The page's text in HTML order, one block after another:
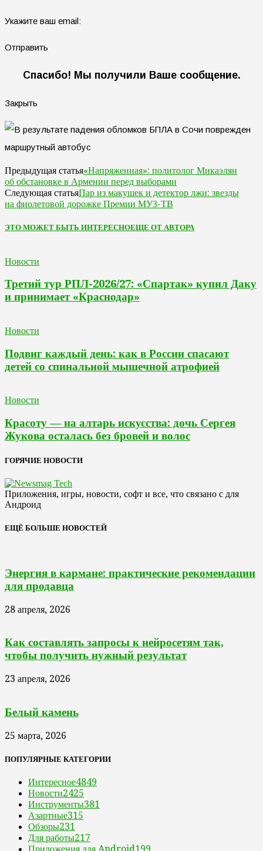
Укажите ваш email:
Отправить
Спасибо! Мы получили Ваше сообщение.
Закрыть
Предыдущая статья«Напряженная»: политолог Микаэлян
об обстановке в Армении перед выборами
Следующая статьяПар из макушек и детектор лжи: звезды
на фиолетовой дорожке Премии МУЗ-ТВ
ЭТО МОЖЕТ БЫТЬ ИНТЕРЕСНОЕЩЕ ОТ АВТОРА
Новости
Третий тур РПЛ-2026/27: «Спартак» купил Даку
и принимает «Краснодар»
Новости
Подвиг каждый день: как в России спасают
детей со спинальной мышечной атрофией
Новости
Красоту — на алтарь искусства: дочь Сергея
Жукова осталась без бровей и волос
ГОРЯЧИЕ НОВОСТИ
Приложения, игры, новости, софт и все, что связано с для
Андроид
ЕЩЁ БОЛЬШЕ НОВОСТЕЙ
Энергия в кармане: практические рекомендации
для продавца
28 апреля, 2026
Как составлять запросы к нейросетям так,
чтобы получить нужный результат
23 апреля, 2026
Белый камень
25 марта, 2026
ПОПУЛЯРНЫЕ КАТЕГОРИИ
Интересное4849
Новости2425
Инструменты381
Азартные315
Обзоры231
Для работы217